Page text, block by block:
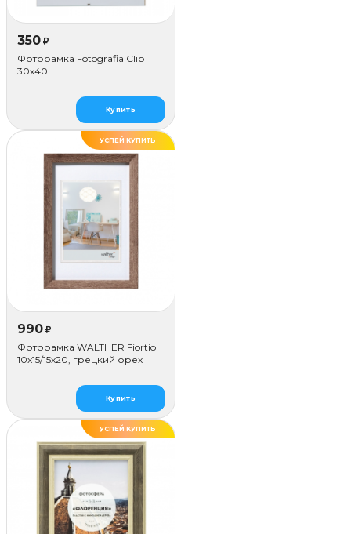
350 ₽
Фоторамка Fotografia Сlip
30x40
Купить
УСПЕЙ КУПИТЬ
990 ₽
Фоторамка WALTHER Fiortio
10x15/15х20, грецкий орех
Купить
УСПЕЙ КУПИТЬ
ДЕЛАЕМ САМИ